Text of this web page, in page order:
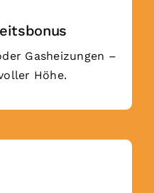
Gasheizungen –
Höhe.